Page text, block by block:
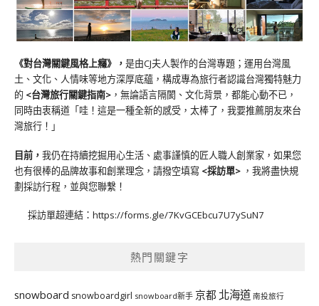
《對台灣關鍵風格上癮》 ， 是由CJ夫人製作的台灣專題；運用台灣風
土、文化、人情味等地方深厚底蘊，構成專為旅行者認識台灣獨特魅力
的 <台灣旅行關鍵指南> ，無論語言隔閡、文化背景，都能心動不已，
同時由衷稱道「哇！這是一種全新的感受，太棒了，我要推薦朋友來台
灣旅行！」
目前， 我仍在持續挖掘用心生活、處事謹慎的匠人職人創業家，如果您
也有很棒的品牌故事和創業理念，請撥空填寫 <採訪單> ，我將盡快規
劃採訪行程，並與您聯繫！
採訪單超連結： https://forms.gle/7KvGCEbcu7U7ySuN7
熱門關鍵字
snowboard snowboardgirl snowboard新手 京都 北海道 南投旅行